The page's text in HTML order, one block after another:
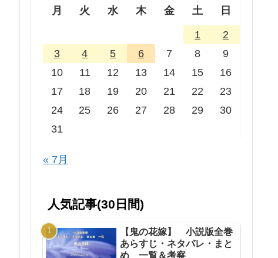
月 火 水 木 金 土 日
1
2
3
4 5 6 7 8
9
10
11 12 13 14 15
16
17
18 19 20 21 22
23
24
25 26 27 28 29
30
31
« 7月
人気記事(30日間)
【鬼の花嫁】 小説版全巻
あらすじ・ネタバレ・まと
め 一覧＆考察